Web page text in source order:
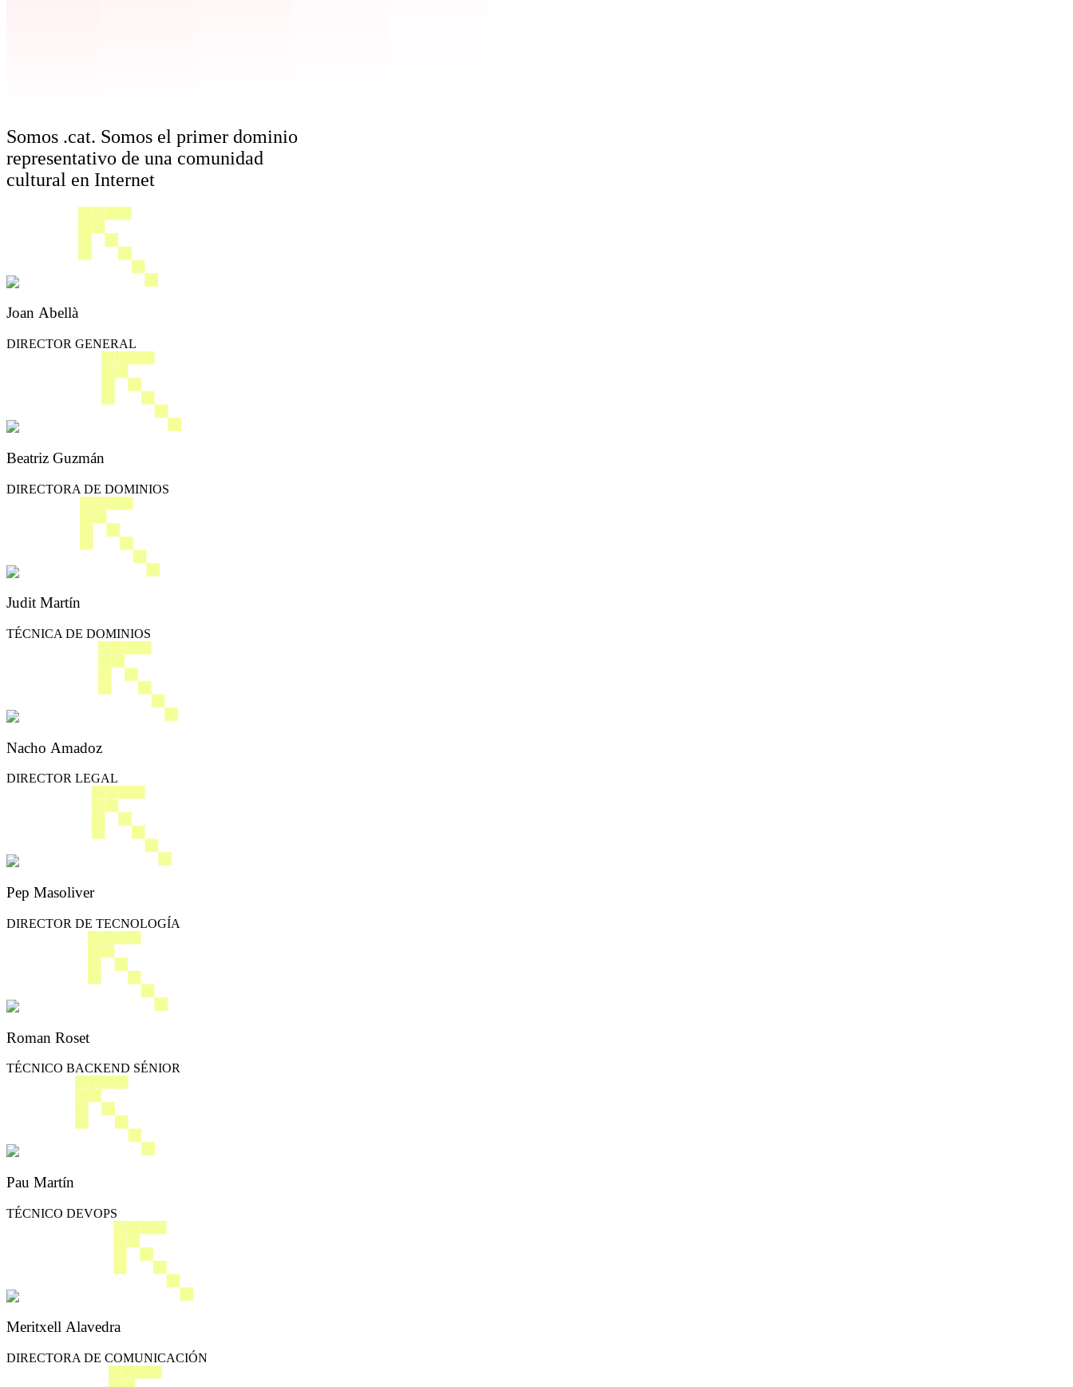
Somos .cat. Somos el primer dominio
representativo de una comunidad
cultural en Internet
Joan Abellà
DIRECTOR GENERAL
Beatriz Guzmán
DIRECTORA DE DOMINIOS
Judit Martín
TÉCNICA DE DOMINIOS
Nacho Amadoz
DIRECTOR LEGAL
Pep Masoliver
DIRECTOR DE TECNOLOGÍA
Roman Roset
TÉCNICO BACKEND SÉNIOR
Pau Martín
TÉCNICO DEVOPS
Meritxell Alavedra
DIRECTORA DE COMUNICACIÓN